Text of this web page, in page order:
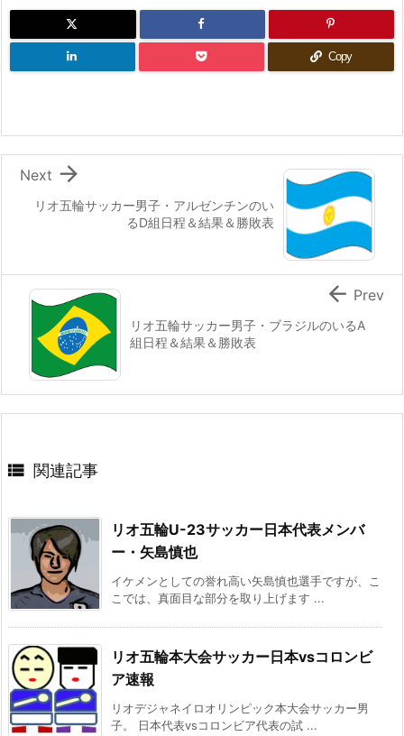
Copy
リオ五輪サッカー男子・アルゼンチンのい
るD組日程＆結果＆勝敗表

Next
リオ五輪サッカー男子・ブラジルのいるA
組日程＆結果＆勝敗表
 Prev
 関連記事
リオ五輪U-23サッカー日本代表メンバ
ー・矢島慎也
イケメンとしての誉れ高い矢島慎也選手ですが、こ
こでは、真面目な部分を取り上げます ...
リオ五輪本大会サッカー日本vsコロンビ
ア速報
リオデジャネイロオリンピック本大会サッカー男
子。 日本代表vsコロンビア代表の試 ...